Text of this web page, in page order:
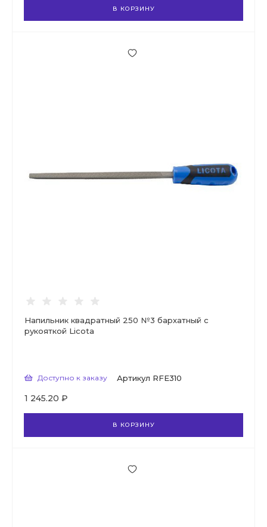
В КОРЗИНУ
Напильник квадратный 250 №3 бархатный с
рукояткой Licota
Доступно к заказу Артикул RFE310
1 245.20 ₽
В КОРЗИНУ